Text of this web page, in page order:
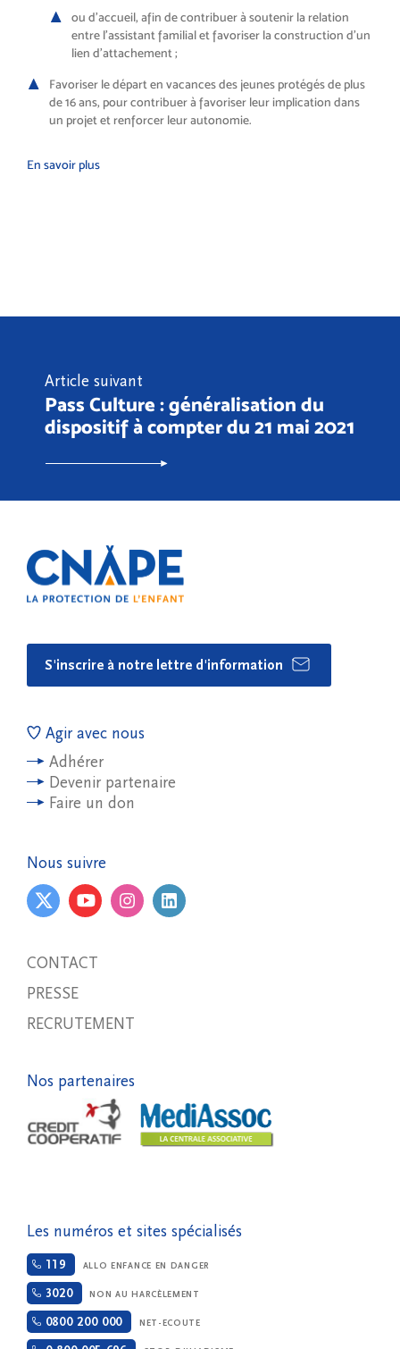
ou d’accueil, afin de contribuer à soutenir la relation
entre l’assistant familial et favoriser la construction d’un
lien d’attachement ;
Favoriser le départ en vacances des jeunes protégés de plus
de 16 ans, pour contribuer à favoriser leur implication dans
un projet et renforcer leur autonomie.
En savoir plus
Article suivant
Pass Culture : généralisation du
dispositif à compter du 21 mai 2021
S'inscrire à notre lettre d'information
Agir avec nous
Adhérer
Devenir partenaire
Faire un don
Nous suivre
CONTACT
PRESSE
RECRUTEMENT
Nos partenaires
Les numéros et sites spécialisés
119 ALLO ENFANCE EN DANGER
3020 NON AU HARCÈLEMENT
0800 200 000 NET-ECOUTE